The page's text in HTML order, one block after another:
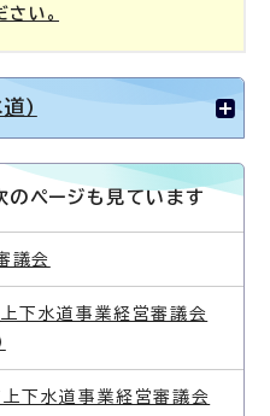
い。
）
のページも見ています
議会
下水道事業経営審議会
下水道事業経営審議会